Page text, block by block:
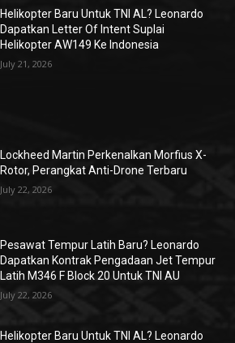
Helikopter Baru Untuk TNI AL? Leonardo
Dapatkan Letter Of Intent Suplai
Helikopter AW149 Ke Indonesia
July 21, 2026
Lockheed Martin Perkenalkan Morfius X-
Rotor, Perangkat Anti-Drone Terbaru
July 22, 2026
Pesawat Tempur Latih Baru? Leonardo
Dapatkan Kontrak Pengadaan Jet Tempur
Latih M346 F Block 20 Untuk TNI AU
July 22, 2026
Helikopter Baru Untuk TNI AL? Leonardo